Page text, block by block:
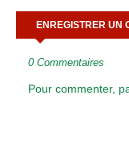
ENREGISTRER UN
0 Commentaires
Pour commenter,